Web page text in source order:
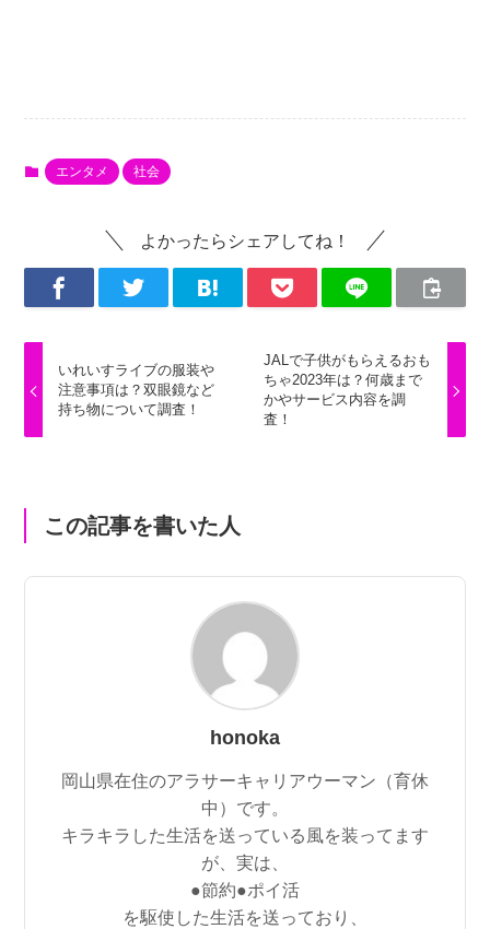
エンタメ 社会
よかったらシェアしてね！
いれいすライブの服装や
注意事項は？双眼鏡など
持ち物について調査！
JALで子供がもらえるおも
ちゃ2023年は？何歳まで
かやサービス内容を調
査！
この記事を書いた人
honoka
岡山県在住のアラサーキャリアウーマン（育休
中）です。
キラキラした生活を送っている風を装ってます
が、実は、
●節約●ポイ活
を駆使した生活を送っており、